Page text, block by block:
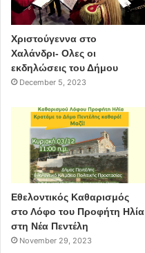
Χριστούγεννα στο
Χαλάνδρι- Ολες οι
εκδηλώσεις του Δήμου
December 5, 2023
Εθελοντικός Καθαρισμός
στο Λόφο του Προφήτη Ηλία
στη Νέα Πεντέλη
November 29, 2023